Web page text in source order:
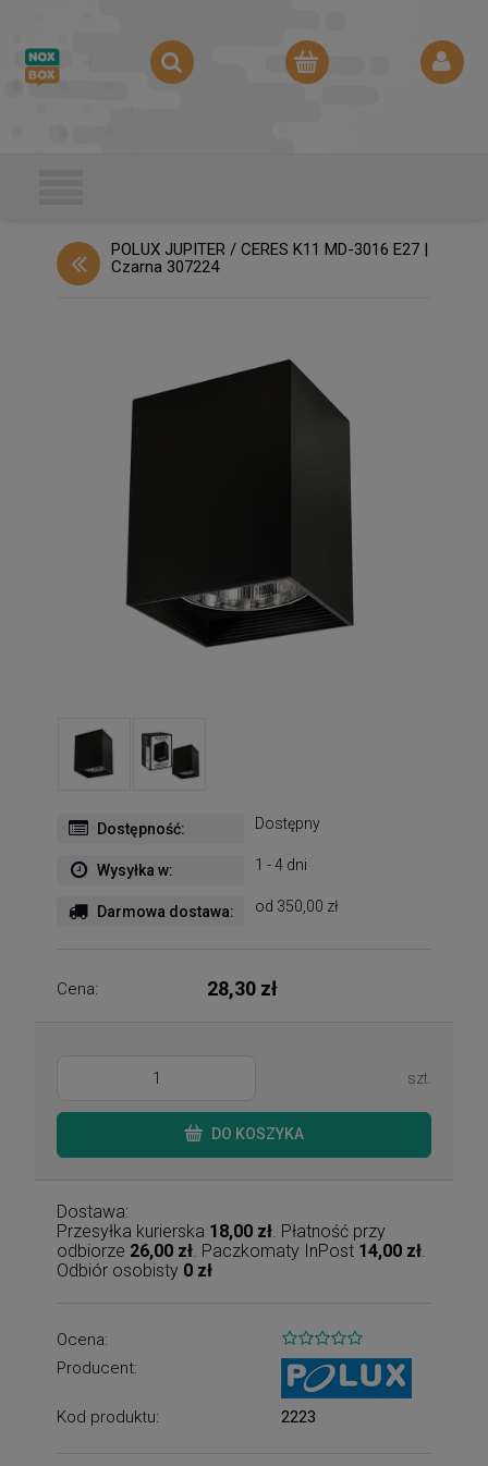
POLUX JUPITER / CERES K11 MD-3016 E27 |
Czarna 307224
Dostępność: Dostępny
Wysyłka w: 1 - 4 dni
Darmowa dostawa: od 350,00 zł
Cena: 28,30 zł
szt.
DO KOSZYKA
Dostawa:
Przesyłka kurierska 18,00 zł . Płatność przy
odbiorze 26,00 zł . Paczkomaty InPost 14,00 zł
Odbiór osobisty 0 zł
Ocena:
Producent:
Kod produktu: 2223